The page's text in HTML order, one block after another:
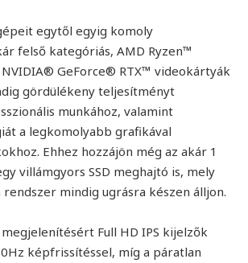
egytől egyig komoly
felső kategóriás, AMD Ryzen™
GeForce® RTX™ videokártyák
gördülékeny teljesítményt
munkához, valamint
a legkomolyabb grafikával
Ehhez hozzájön még az akár 1
villámgyors SSD meghajtó is, mely
mindig ugrásra készen álljon.
Full HD IPS kijelzők
képfrissítéssel, míg a páratlan